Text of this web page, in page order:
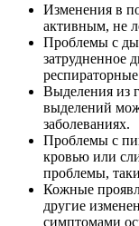
Изменения в
активным, не
Проблемы с
затрудненное
Выделения из
выделений
заболеваниях.
Проблемы с
кровью или
проблемы,
Кожные
другие
симптомами